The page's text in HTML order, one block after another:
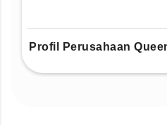
Profil Perusahaan